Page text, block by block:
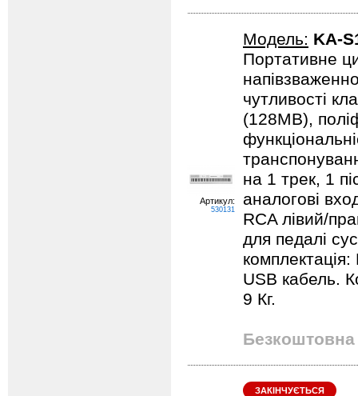
Артикул:
530131
Модель: KA-
Портативне
чутливості
(128MB),
на 1 трек, 1
аналогові
RCA лівий/
для педалі
USB кабель.
9 Кг.
Безкоштовна
ЗАКІНЧУЄТЬСЯ